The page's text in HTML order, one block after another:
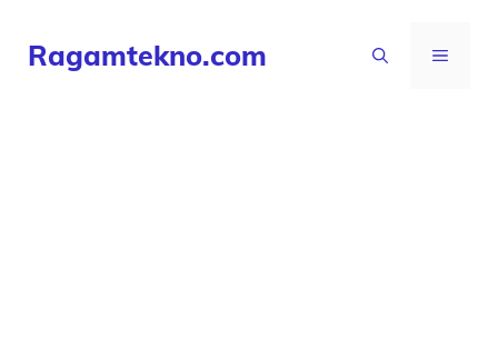
Ragamtekno.com MENU